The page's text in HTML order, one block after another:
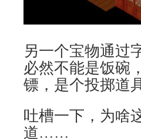
另一个宝物通过
必然不能是饭碗
镖，是个投掷道
吐槽一下，为啥
道……